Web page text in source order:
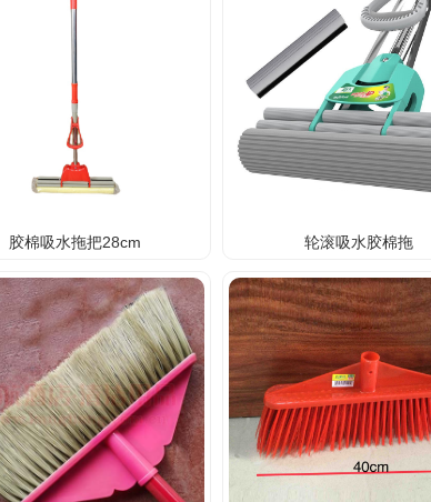
胶棉吸水拖把28cm 轮滚吸水胶棉拖